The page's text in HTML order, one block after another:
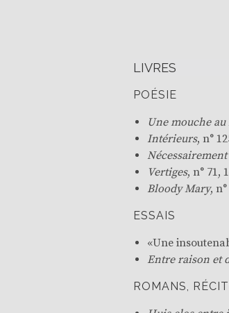
LIVRES
POÉSIE
Une mouche
Intérieurs, n°
Vertiges, n° 71,
Bloody Mary,
ESSAIS
«Une
Entre raison et
ROMANS,